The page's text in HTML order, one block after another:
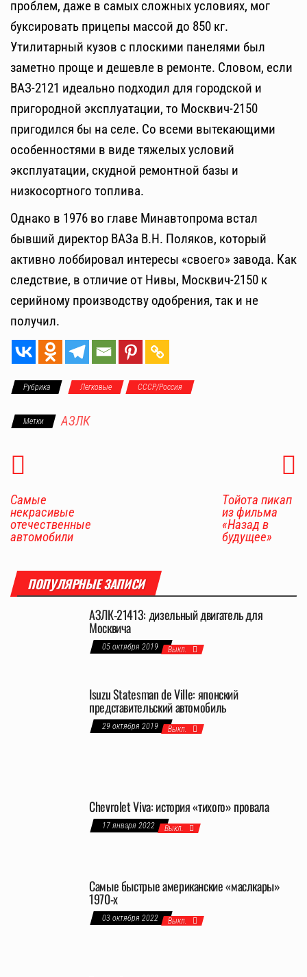
проблем, даже в самых сложных условиях, мог
буксировать прицепы массой до 850 кг.
Утилитарный кузов с плоскими панелями был
заметно проще и дешевле в ремонте. Словом, если
ВАЗ-2121 идеально подходил для городской и
пригородной эксплуатации, то Москвич-2150
пригодился бы на селе. Со всеми вытекающими
особенностями в виде тяжелых условий
эксплуатации, скудной ремонтной базы и
низкосортного топлива.
Однако в 1976 во главе Минавтопрома встал
бывший директор ВАЗа В.Н. Поляков, который
активно лоббировал интересы «своего» завода. Как
следствие, в отличие от Нивы, Москвич-2150 к
серийному производству одобрения, так и не
получил.
Рубрика Легковые СССР/Россия
Метки АЗЛК
Самые
некрасивые
отечественные
автомобили
Тойота пикап
из фильма
«Назад в
будущее»
ПОПУЛЯРНЫЕ ЗАПИСИ
АЗЛК-21413: дизельный двигатель для
Москвича
05 октября 2019 Выкл.
Isuzu Statesman de Ville: японский
представительский автомобиль
29 октября 2019 Выкл.
Chevrolet Viva: история «тихого» провала
17 января 2022 Выкл.
Самые быстрые американские «маслкары»
1970-х
03 октября 2022 Выкл.